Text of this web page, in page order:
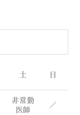
土 日
非常勤
医師
／